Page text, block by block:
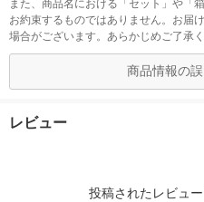
また、商品名における「セット」や「
お約束するものではありません。お届
場合がございます。あらかじめご了承く
商品情報の
レビュー
投稿されたレビュ